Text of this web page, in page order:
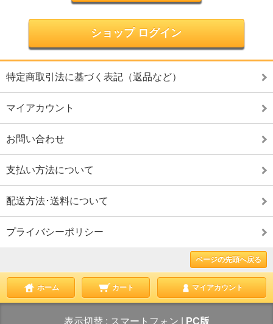
ショップ ログイン
特定商取引法に基づく表記（返品など）
マイアカウント
お問い合わせ
支払い方法について
配送方法･送料について
プライバシーポリシー
ページの先頭へ戻る
ホーム カート マイアカウント
表示切替 : スマートフォン PC版